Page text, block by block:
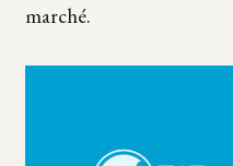
marché.